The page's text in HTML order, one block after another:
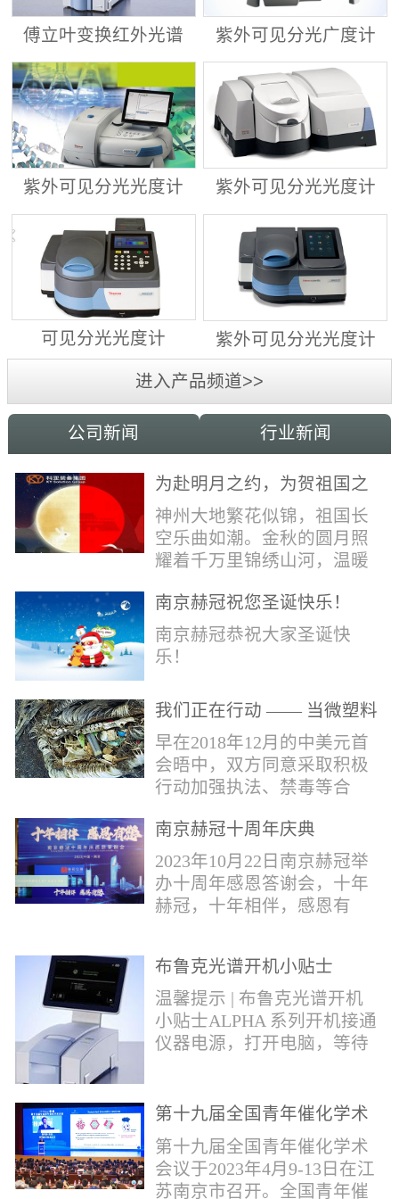
傅立叶变换红外光谱
仪 ALPHA II
紫外可见分光广度计
Evolution™ 201/220
紫外可见分光光度计
Evolution™ 260
紫外可见分光光度计
Evolution™ 350
可见分光光度计
GENESYS™ 30
紫外可见分光光度计
GENESYS™ 40/50
进入产品频道>>
公司新闻 行业新闻
为赴明月之约，为贺祖国之
诞，科亚祝家国和融事事
圆！
神州大地繁花似锦，祖国长
空乐曲如潮。金秋的圆月照
耀着千万里锦绣山河，温暖
女。在这美好日子里，科亚
献上最真诚的祝福：愿我国
辈，世代自强不息，愿我中
南京赫冠祝您圣诞快乐！
南京赫冠恭祝大家圣诞快
乐！
我们正在行动 —— 当微塑料
污染正在侵蚀我们的地球(1)
早在2018年12月的中美元首
会晤中，双方同意采取积极
行动加强执法、禁毒等合
管控。2019年4月，我国宣布
正式将“芬太尼类物质”按类
纳入毒品管制范畴。日前禁
毒委与公安部再次发声严管
赴，助力打击芬太尼类毒
品，为您提供快速检测解决
方案！针对芬太尼类毒品的
快速分析，布鲁克推出红外
快速鉴定解决方案。包含
南京赫冠十周年庆典
2023年10月22日南京赫冠举
办十周年感恩答谢会，十年
赫冠，十年相伴，感恩有
爱；离不开每一个合作伙伴
的支持和帮助。衷心感谢每
一位支持和帮助过我们的用
户---朋友。在下个十年，赫
作伙伴携手共进，共同发
布鲁克光谱开机小贴士
温馨提示 | 布鲁克光谱开机
小贴士ALPHA 系列开机接通
仪器电源，打开电脑，等待
右下角指示灯，点击第三个
现提示：湿度值超出范围，
需要更换干燥剂；检查信号
第十九届全国青年催化学术
会议
第十九届全国青年催化学术
会议于2023年4月9-13日在江
苏南京市召开。全国青年催